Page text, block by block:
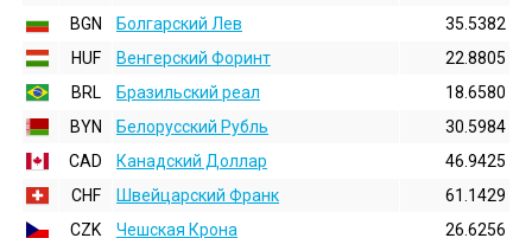
BGN
Болгарский Лев
35.5382
HUF
Венгерский Форинт
22.8805
BRL
Бразильский реал
18.6580
BYN
Белорусский Рубль
30.5984
CAD
Канадский Доллар
46.9425
CHF
Швейцарский Франк
61.1429
CZK
Чешская Крона
26.6256